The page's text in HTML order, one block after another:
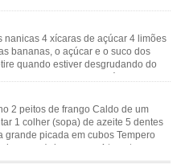
ralada e espremida 1 colher café
verde 1 […]
nanicas 4 xícaras de açúcar 4 limões
bananas, o açúcar e o suco dos
quando estiver desgrudando do
culinaria-
2 peitos de frango Caldo de um
1 colher (sopa) de azeite 5 dentes
grande picada em cubos Tempero
de urucum 4 tomates sem
Salsa e cebolinha Pimenta